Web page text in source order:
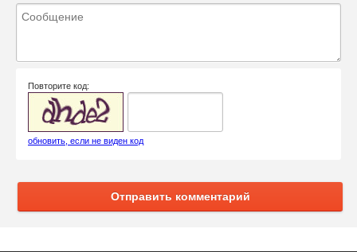
Повторите код:
обновить, если не виден код
Отправить комментарий